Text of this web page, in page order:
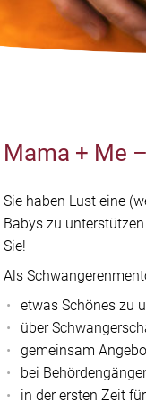
Mama + Me
Sie haben Lust eine
Babys zu
Sie!
Als
etwas Schönes zu
über
gemeinsam
bei
in der ersten Zeit